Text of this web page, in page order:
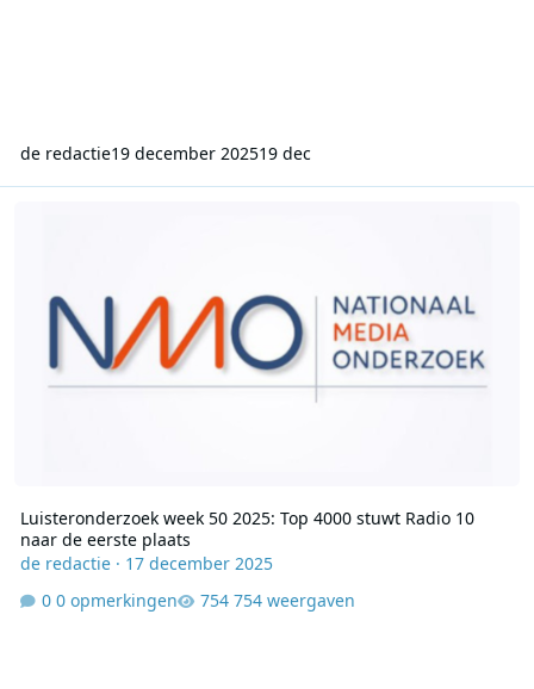
de redactie19 december 202519 dec
Luisteronderzoek week 50 2025: Top 4000 stuwt Radio 10
naar de eerste plaats
de redactie· 17 december 2025
0 opmerkingen
754 weergaven